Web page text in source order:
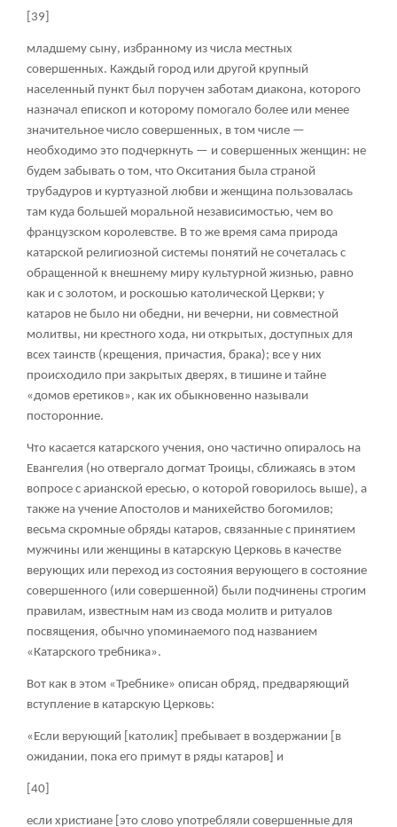
[39]
младшему сыну, избранному из числа местных
совершенных. Каждый город или другой крупный
населенный пункт был поручен заботам диакона, которого
назначал епископ и которому помогало более или менее
значительное число совершенных, в том числе —
необходимо это подчеркнуть — и совершенных женщин: не
будем забывать о том, что Окситания была страной
трубадуров и куртуазной любви и женщина пользовалась
там куда большей моральной независимостью, чем во
французском королевстве. В то же время сама природа
катарской религиозной системы понятий не сочеталась с
обращенной к внешнему миру культурной жизнью, равно
как и с золотом, и роскошью католической Церкви; у
катаров не было ни обедни, ни вечерни, ни совместной
молитвы, ни крестного хода, ни открытых, доступных для
всех таинств (крещения, причастия, брака); все у них
происходило при закрытых дверях, в тишине и тайне
«домов еретиков», как их обыкновенно называли
посторонние.
Что касается катарского учения, оно частично опиралось на
Евангелия (но отвергало догмат Троицы, сближаясь в этом
вопросе с арианской ересью, о которой говорилось выше), а
также на учение Апостолов и манихейство богомилов;
весьма скромные обряды катаров, связанные с принятием
мужчины или женщины в катарскую Церковь в качестве
верующих или переход из состояния верующего в состояние
совершенного (или совершенной) были подчинены строгим
правилам, известным нам из свода молитв и ритуалов
посвящения, обычно упоминаемого под названием
«Катарского требника».
Вот как в этом «Требнике» описан обряд, предваряющий
вступление в катарскую Церковь:
«Если верующий [католик] пребывает в воздержании [в
ожидании, пока его примут в ряды катаров] и
[40]
если христиане [это слово употребляли совершенные для